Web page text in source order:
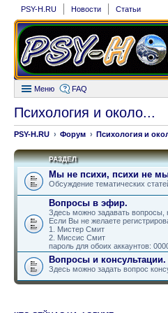
PSY-H.RU Новости Статьи
Меню FAQ
Психология и около...
PSY-H.RU Форум Психология и
РАЗДЕЛ
Мы не психи, психи не
Обсуждение тематических
Вопросы в эфир.
Здесь можно задавать вопросы,
Если Вы не желаете
1. Мистер Смит
2. Миссис Смит
пароль для обоих аккаунтов:
Вопросы и консультации.
Здесь можно задать вопрос